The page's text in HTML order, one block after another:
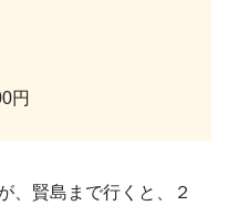
円
、賢島まで行くと、２